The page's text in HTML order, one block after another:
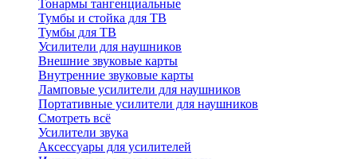
Тонармы тангенциальные
Тумбы и стойка для ТВ
Тумбы для ТВ
Усилители для наушников
Внешние звуковые карты
Внутренние звуковые карты
Ламповые усилители для наушников
Портативные усилители для наушников
Смотреть всё
Усилители звука
Аксессуары для усилителей